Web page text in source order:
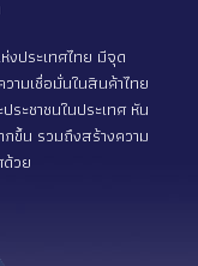
งประเทศไทย มีจุด
ามเชื่อมั่นในสินค้าไทย
ระชาชนในประเทศ หัน
ขึ้น รวมถึงสร้างความ
ด้วย